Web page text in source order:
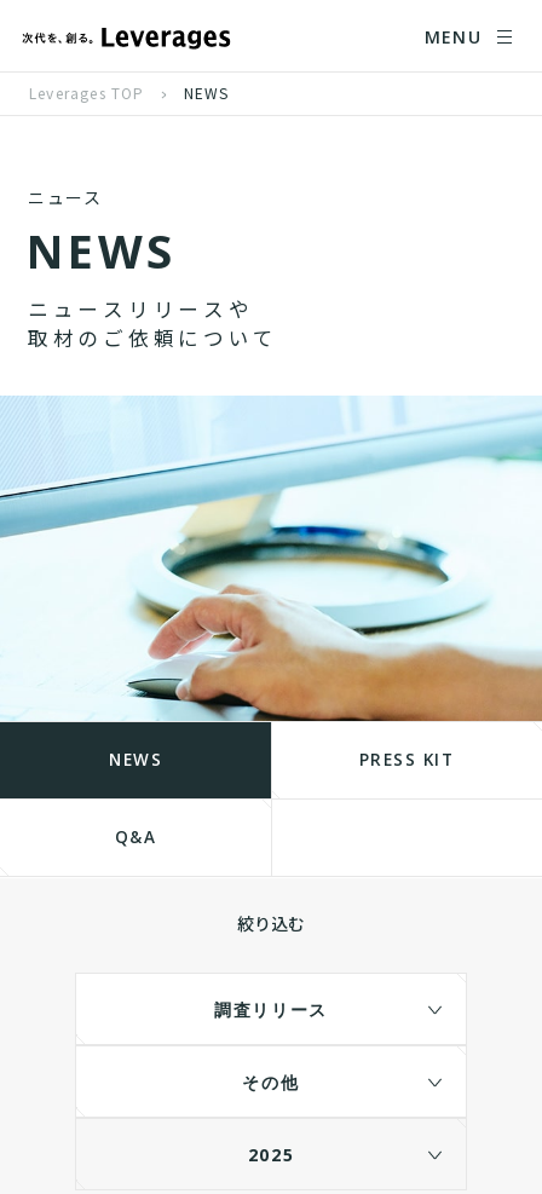
MENU
Leverages TOP NEWS
ニュース
NEWS
ニ ュ ー ス リ リ ー ス や
取 材 の ご 依 頼 に つ い て
NEWS PRESS KIT
Q&A
絞り込む
調査リリース
その他
2025